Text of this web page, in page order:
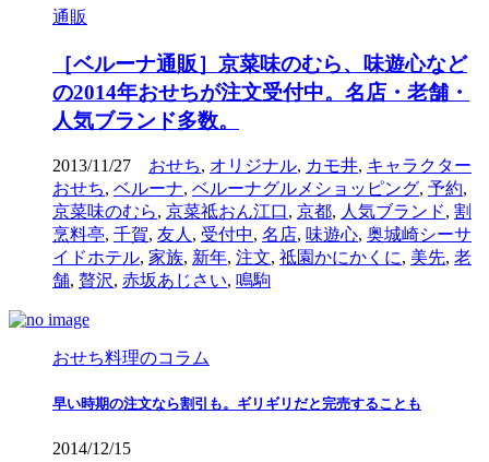
通販
［ベルーナ通販］京菜味のむら、味遊心など
の2014年おせちが注文受付中。名店・老舗・
人気ブランド多数。
2013/11/27 おせち, オリジナル, カモ井, キャラクター
おせち, ベルーナ, ベルーナグルメショッピング, 予約,
京菜味のむら, 京菜祗おん江口, 京都, 人気ブランド, 割
烹料亭, 千賀, 友人 , 受付中, 名店, 味遊心, 奥城崎シーサ
イドホテル, 家族, 新年, 注文, 祗園かにかくに, 美先, 老
舗, 贅沢, 赤坂あじさい, 鳴駒
おせち料理のコラム
早い時期の注文なら割引も。ギリギリだと完売することも
2014/12/15